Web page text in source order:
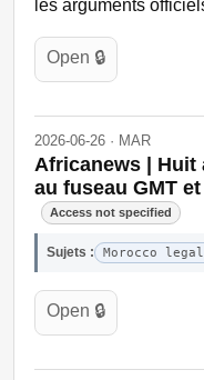
les arguments
Open 🔒
2026-06-26 · MAR
Africanews | Huit
au fuseau GMT
Access not specified
Sujets : Morocco
Open 🔒